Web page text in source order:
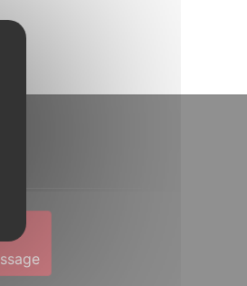
Masquer le bandeau des cookies